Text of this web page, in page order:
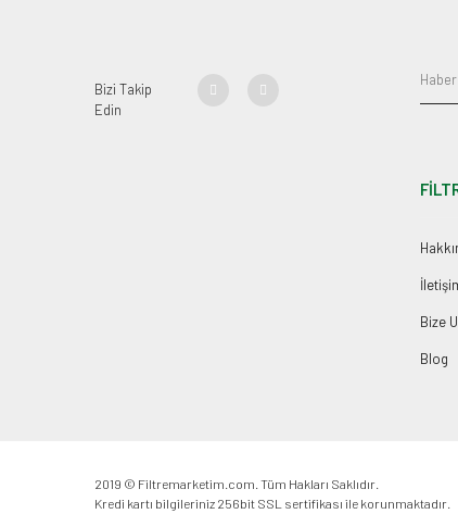
Bizi Takip
Edin
Bize
Blog
2019 © Filtremarketim.com. Tüm Hakları Saklıdır.
Kredi kartı bilgileriniz 256bit SSL sertifikası ile korunmaktadır.